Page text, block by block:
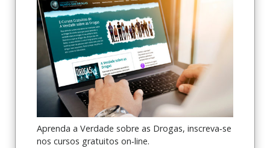
Aprenda a Verdade sobre as Drogas, inscreva‑se
nos cursos gratuitos on‑line.